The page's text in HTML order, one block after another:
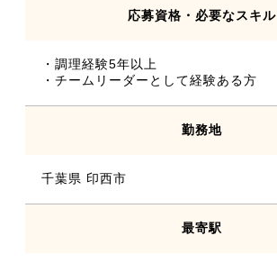
応募資格・必要なスキル
・調理経験5年以上
・チームリーダーとして経験ある方
勤務地
千葉県 印西市
最寄駅